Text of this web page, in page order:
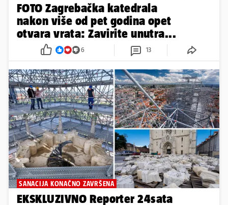
FOTO Zagrebačka katedrala
nakon više od pet godina opet
otvara vrata: Zavirite unutra...
6 13
SANACIJA KONAČNO ZAVRŠENA
EKSKLUZIVNO Reporter 24sata